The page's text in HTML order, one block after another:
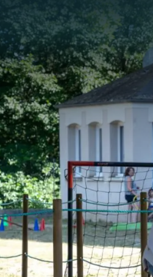
Panneau de gestion des cookies